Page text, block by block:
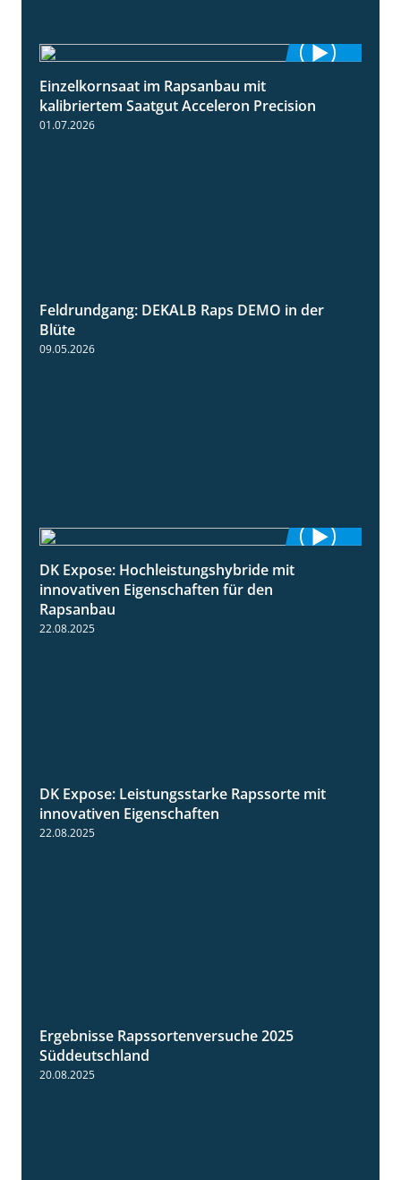
Einzelkornsaat im Rapsanbau mit
kalibriertem Saatgut Acceleron Precision
01.07.2026
2:37
Feldrundgang: DEKALB Raps DEMO in der
Blüte
09.05.2026
DK Expose: Hochleistungshybride mit
innovativen Eigenschaften für den
Rapsanbau
22.08.2025
2:28
DK Expose: Leistungsstarke Rapssorte mit
innovativen Eigenschaften
22.08.2025
Ergebnisse Rapssortenversuche 2025
Süddeutschland
20.08.2025